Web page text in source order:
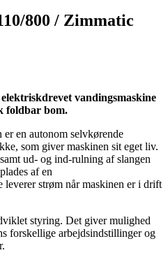
800 / Zimmatic
vandingsmaskine
foldbar bom.
en autonom selvkørende
som giver maskinen sit eget liv.
ud- og ind-rulning af slangen
af en
leverer strøm når maskinen er i drift
styring. Det giver mulighed
forskellige arbejdsindstillinger og